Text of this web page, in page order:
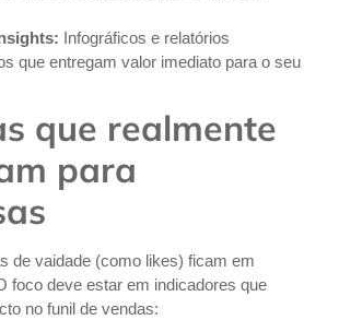
Infográficos e relatórios
que entregam valor imediato para o seu
que realmente
para
de vaidade (como likes) ficam em
foco deve estar em indicadores que
no funil de vendas: